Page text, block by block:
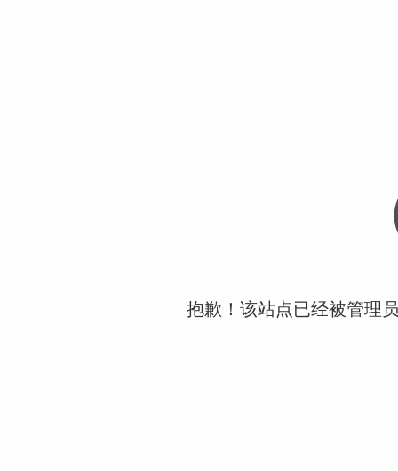
抱歉！该站点已经被管理